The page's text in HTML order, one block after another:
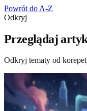
Powrót do A-Z
Odkryj
Przeglądaj
Odkryj tematy od